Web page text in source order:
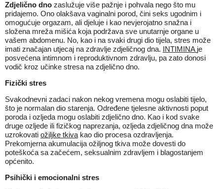
Zdjelično dno zaslužuje više pažnje i pohvala nego što mu
pridajemo. Ono olakšava vaginalni porod, čini seks ugodnim i
omogućuje orgazam, ali djeluje i kao nevjerojatno snažna i
složena mreža mišića koja podržava sve unutarnje organe u
vašem abdomenu. No, kao i na svaki drugi dio tijela, stres može
imati značajan utjecaj na zdravlje zdjeličnog dna. INTIMINA je
posvećena intimnom i reproduktivnom zdravlju, pa zato donosi
vodič kroz učinke stresa na zdjelično dno.
Fizički stres
Svakodnevni zadaci nakon nekog vremena mogu oslabiti tijelo,
što je normalan dio starenja. Određene tjelesne aktivnosti poput
poroda i ozljeda mogu oslabiti zdjelično dno. Kao i kod svake
druge ozljede ili fizičkog naprezanja, ozljeda zdjeličnog dna može
uzrokovati ožiljke tkiva kao dio procesa ozdravljenja.
Prekomjerna akumulacija ožiljnog tkiva može dovesti do
poteškoća sa začećem, seksualnim zdravljem i blagostanjem
općenito.
Psihički i emocionalni stres